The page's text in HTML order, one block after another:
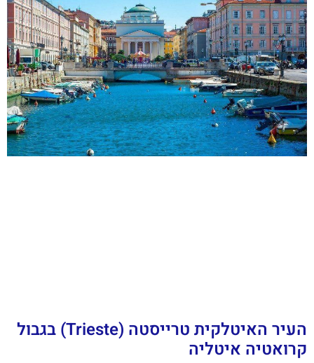
העיר האיטלקית טרייסטה (Trieste) בגבול
קרואטיה איטליה